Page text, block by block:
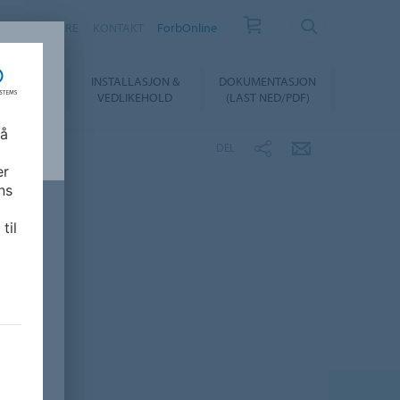
ForbOnline
INSTALLASJON &
VEDLIKEHOLD
DOKUMENTASJON
(LAST NED/PDF)
til